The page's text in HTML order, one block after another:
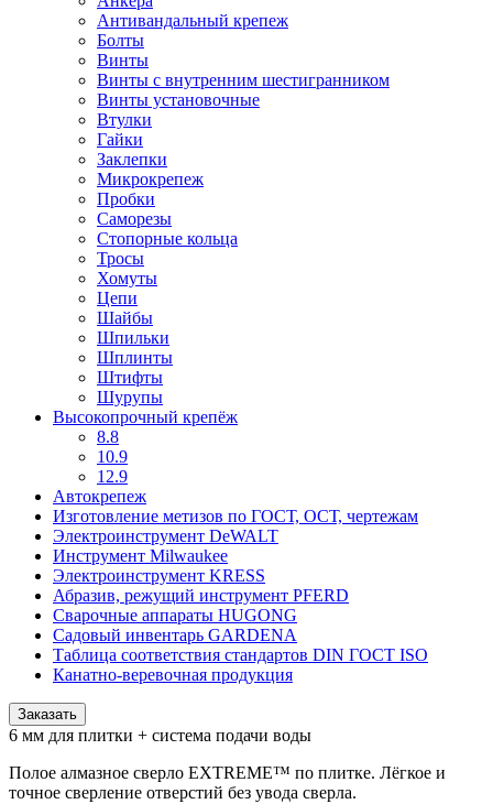
Антивандальный крепеж
Болты
Винты
Винты с внутренним шестигранником
Винты установочные
Втулки
Гайки
Заклепки
Микрокрепеж
Пробки
Саморезы
Стопорные кольца
Тросы
Хомуты
Цепи
Шайбы
Шпильки
Шплинты
Штифты
Шурупы
Высокопрочный крепёж
8.8
10.9
12.9
Автокрепеж
Изготовление метизов по ГОСТ, ОСТ, чертежам
Электроинструмент DeWALT
Инструмент Milwaukee
Электроинструмент KRESS
Абразив, режущий инструмент PFERD
Сварочные аппараты HUGONG
Садовый инвентарь GARDENA
Таблица соответствия стандартов DIN ГОСТ ISO
Канатно-веревочная продукция
Заказать
6 мм для плитки + система подачи воды
Полое алмазное сверло EXTREME™ по плитке. Лёгкое и
точное сверление отверстий без увода сверла.